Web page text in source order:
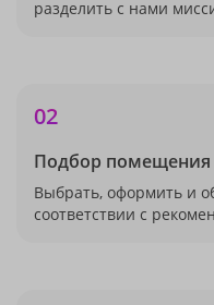
разделить с нами
02
Подбор помещения
Выбрать, оформить и
соответствии с